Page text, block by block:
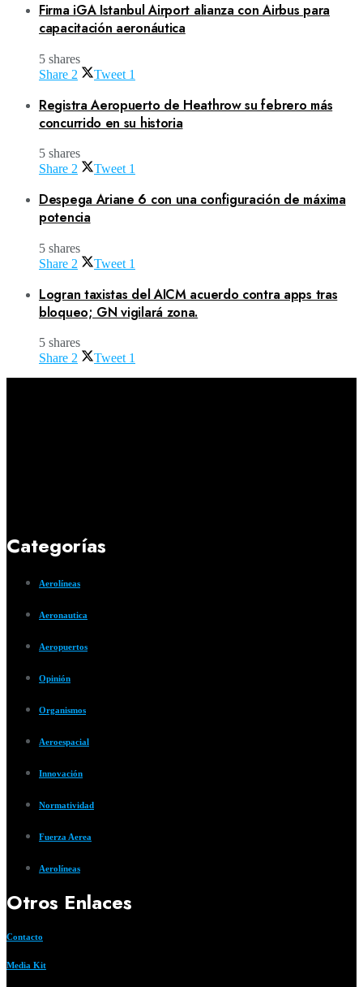
Firma iGA Istanbul Airport alianza con Airbus para
capacitación aeronáutica
5 shares
Share 2 Tweet 1
Registra Aeropuerto de Heathrow su febrero más
concurrido en su historia
5 shares
Share 2 Tweet 1
Despega Ariane 6 con una configuración de máxima
potencia
5 shares
Share 2 Tweet 1
Logran taxistas del AICM acuerdo contra apps tras
bloqueo; GN vigilará zona.
5 shares
Share 2 Tweet 1
Categorías
Aerolíneas
Aeronautica
Aeropuertos
Opinión
Organismos
Aeroespacial
Innovación
Normatividad
Fuerza Aerea
Aerolíneas
Otros Enlaces
Contacto
Media Kit